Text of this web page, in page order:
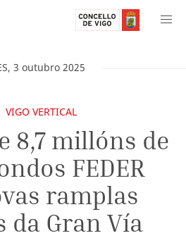
, 3 outubro 2025
VIGO VERTICAL
8,7 millóns de
FEDER
ramplas
da Gran Vía